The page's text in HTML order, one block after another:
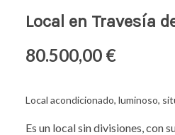
Local en Travesía
80.500,00 €
Local acondicionado, luminoso,
Es un local sin divisiones, con